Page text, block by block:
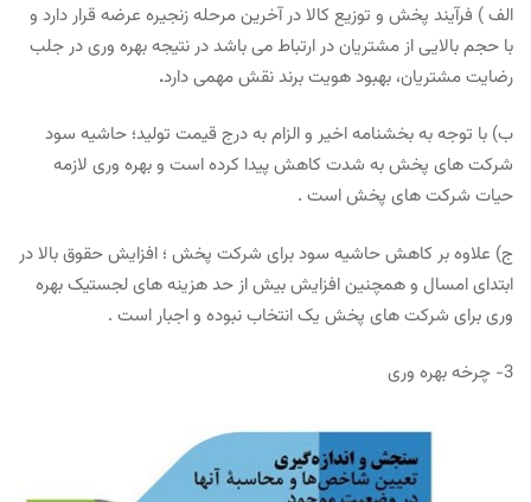
الف ) فرآیند پخش و توزیع کالا در آخرین مرحله زنجیره عرضه قرار دارد و
با حجم بالایی از مشتریان در ارتباط می باشد در نتیجه بهره وری در جلب
رضایت مشتریان، بهبود هویت برند نقش مهمی دارد.
ب) با توجه به بخشنامه اخیر و الزام به درج قیمت تولید؛ حاشیه سود
شرکت های پخش به شدت کاهش پیدا کرده است و بهره وری لازمه
حیات شرکت های پخش است .
ج) علاوه بر کاهش حاشیه سود برای شرکت پخش ؛ افزایش حقوق بالا در
ابتدای امسال و همچنین افزایش بیش از حد هزینه های لجستیک بهره
وری برای شرکت های پخش یک انتخاب نبوده و اجبار است .
3- چرخه بهره وری